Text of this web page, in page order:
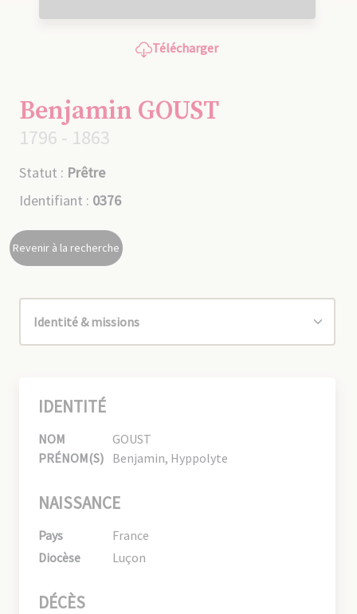
Télécharger
Benjamin GOUST
1796 - 1863
Statut : Prêtre
Identifiant : 0376
Revenir à la recherche
IDENTITÉ
NOM
GOUST
PRÉNOM(S) Benjamin, Hyppolyte
NAISSANCE
Pays
France
Diocèse
Luçon
DÉCÈS